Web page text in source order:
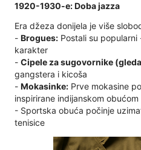
1920-1930-e: Doba jazza
Era džeza donijela je više
- Brogues: Postali su
karakter
- Cipele za sugovornike
gangstera i kicoša
- Mokasinke: Prve mokasine
inspirirane indijanskom obućom
- Sportska obuća počinje
tenisice